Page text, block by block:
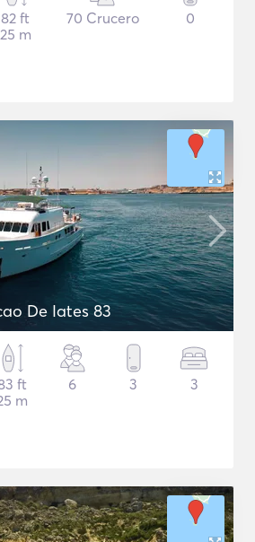
82 ft
25 m
70 Crucero 0
De Iates 83
ft
m
6 3 3